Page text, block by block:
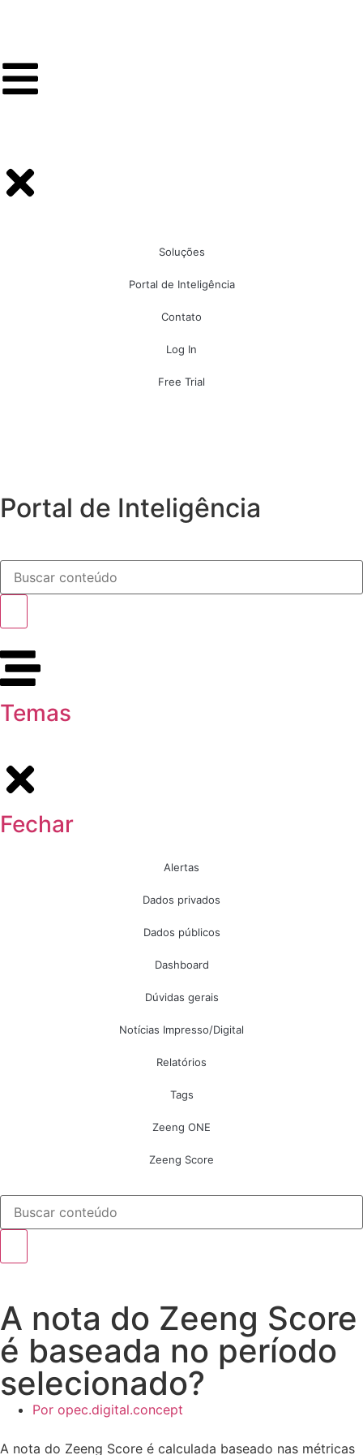
Soluções
Portal de Inteligência
Contato
Log In
Free Trial
Portal de Inteligência
Temas
Fechar
Alertas
Dados privados
Dados públicos
Dashboard
Dúvidas gerais
Notícias Impresso/Digital
Relatórios
Tags
Zeeng ONE
Zeeng Score
A nota do Zeeng Score
é baseada no período
selecionado?
Por opec.digital.concept
A nota do Zeeng Score é calculada baseado nas métricas